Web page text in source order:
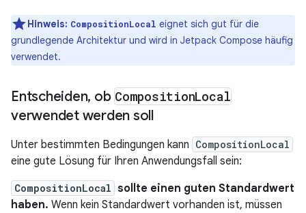
Hinweis: CompositionLocal eignet sich gut für die
grundlegende Architektur und wird in Jetpack Compose häufig
verwendet.
Entscheiden, ob CompositionLocal
verwendet werden soll
Unter bestimmten Bedingungen kann CompositionLocal
eine gute Lösung für Ihren Anwendungsfall sein:
CompositionLocal sollte einen guten Standardwert
haben. Wenn kein Standardwert vorhanden ist, müssen